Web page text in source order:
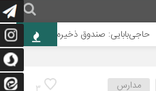
حاجی‌بابایی: صندوق ذخیره فرهنگیان
3 مدارس